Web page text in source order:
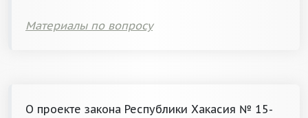
Материалы по вопросу
О проекте закона Республики Хакасия № 15-